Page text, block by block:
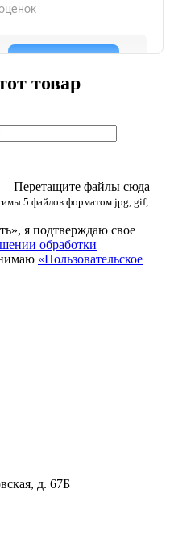
товар
Перетащите файлы сюда
5 файлов форматом jpg, gif,
я подтверждаю свое
обработки
«Пользовательское
д. 67Б